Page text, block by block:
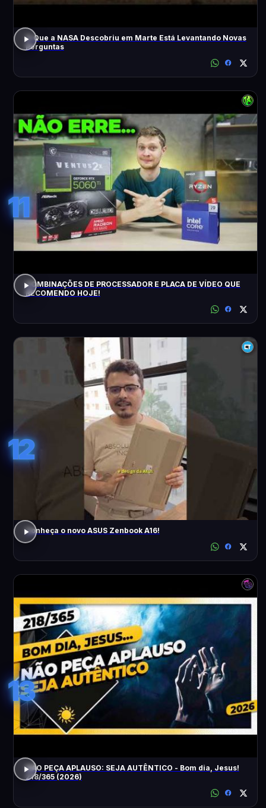
O Que a NASA Descobriu em Marte Está Levantando Novas
Perguntas
11
COMBINAÇÕES DE PROCESSADOR E PLACA DE VÍDEO QUE
RECOMENDO HOJE!
12
Conheça o novo ASUS Zenbook A16!
13
NÃO PEÇA APLAUSO: SEJA AUTÊNTICO - Bom dia, Jesus!
218/365 (2026)